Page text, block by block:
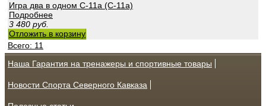
Игра два в одном С-11а (С-11а)
Подробнее
3 480 руб.
Отложить в корзину
Всего: 11
Наша Гарантия на тренажеры и спортивные товары
Новости Спорта Северного Кавказа